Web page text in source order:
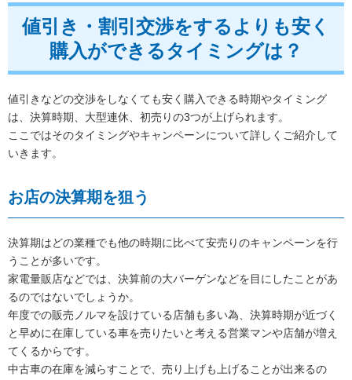
値引き・割引交渉をするよりも安く
購入ができるタイミングは？
値引きなどの交渉をしなくても安く購入できる時期やタイミング
は、決算時期、大型連休、初売りの3つが上げられます。
ここではそのタイミングやキャンペーンについて詳しくご紹介して
いきます。
お店の決算期を狙う
決算期はどの業種でも他の時期に比べて安売りのキャンペーンを行
うことが多いです。
家電量販店などでは、決算前の大バーゲンなどを目にしたことがあ
るのではないでしょうか。
年度での販売ノルマを設けている店舗も多い為、決算時期が近づく
と早めに在庫している車を売りたいと考える営業マンや店舗が増え
てくるからです。
中古車の在庫を減らすことで、売り上げも上げることが出来るの